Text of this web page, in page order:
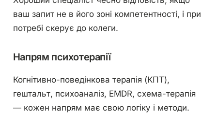
ваш запит не в його зоні компетентності, і при
потребі скерує до колеги.
Напрям психотерапії
Когнітивно-поведінкова терапія (КПТ),
гештальт, психоаналіз, EMDR, схема-терапія
— кожен напрям має свою логіку і методи.